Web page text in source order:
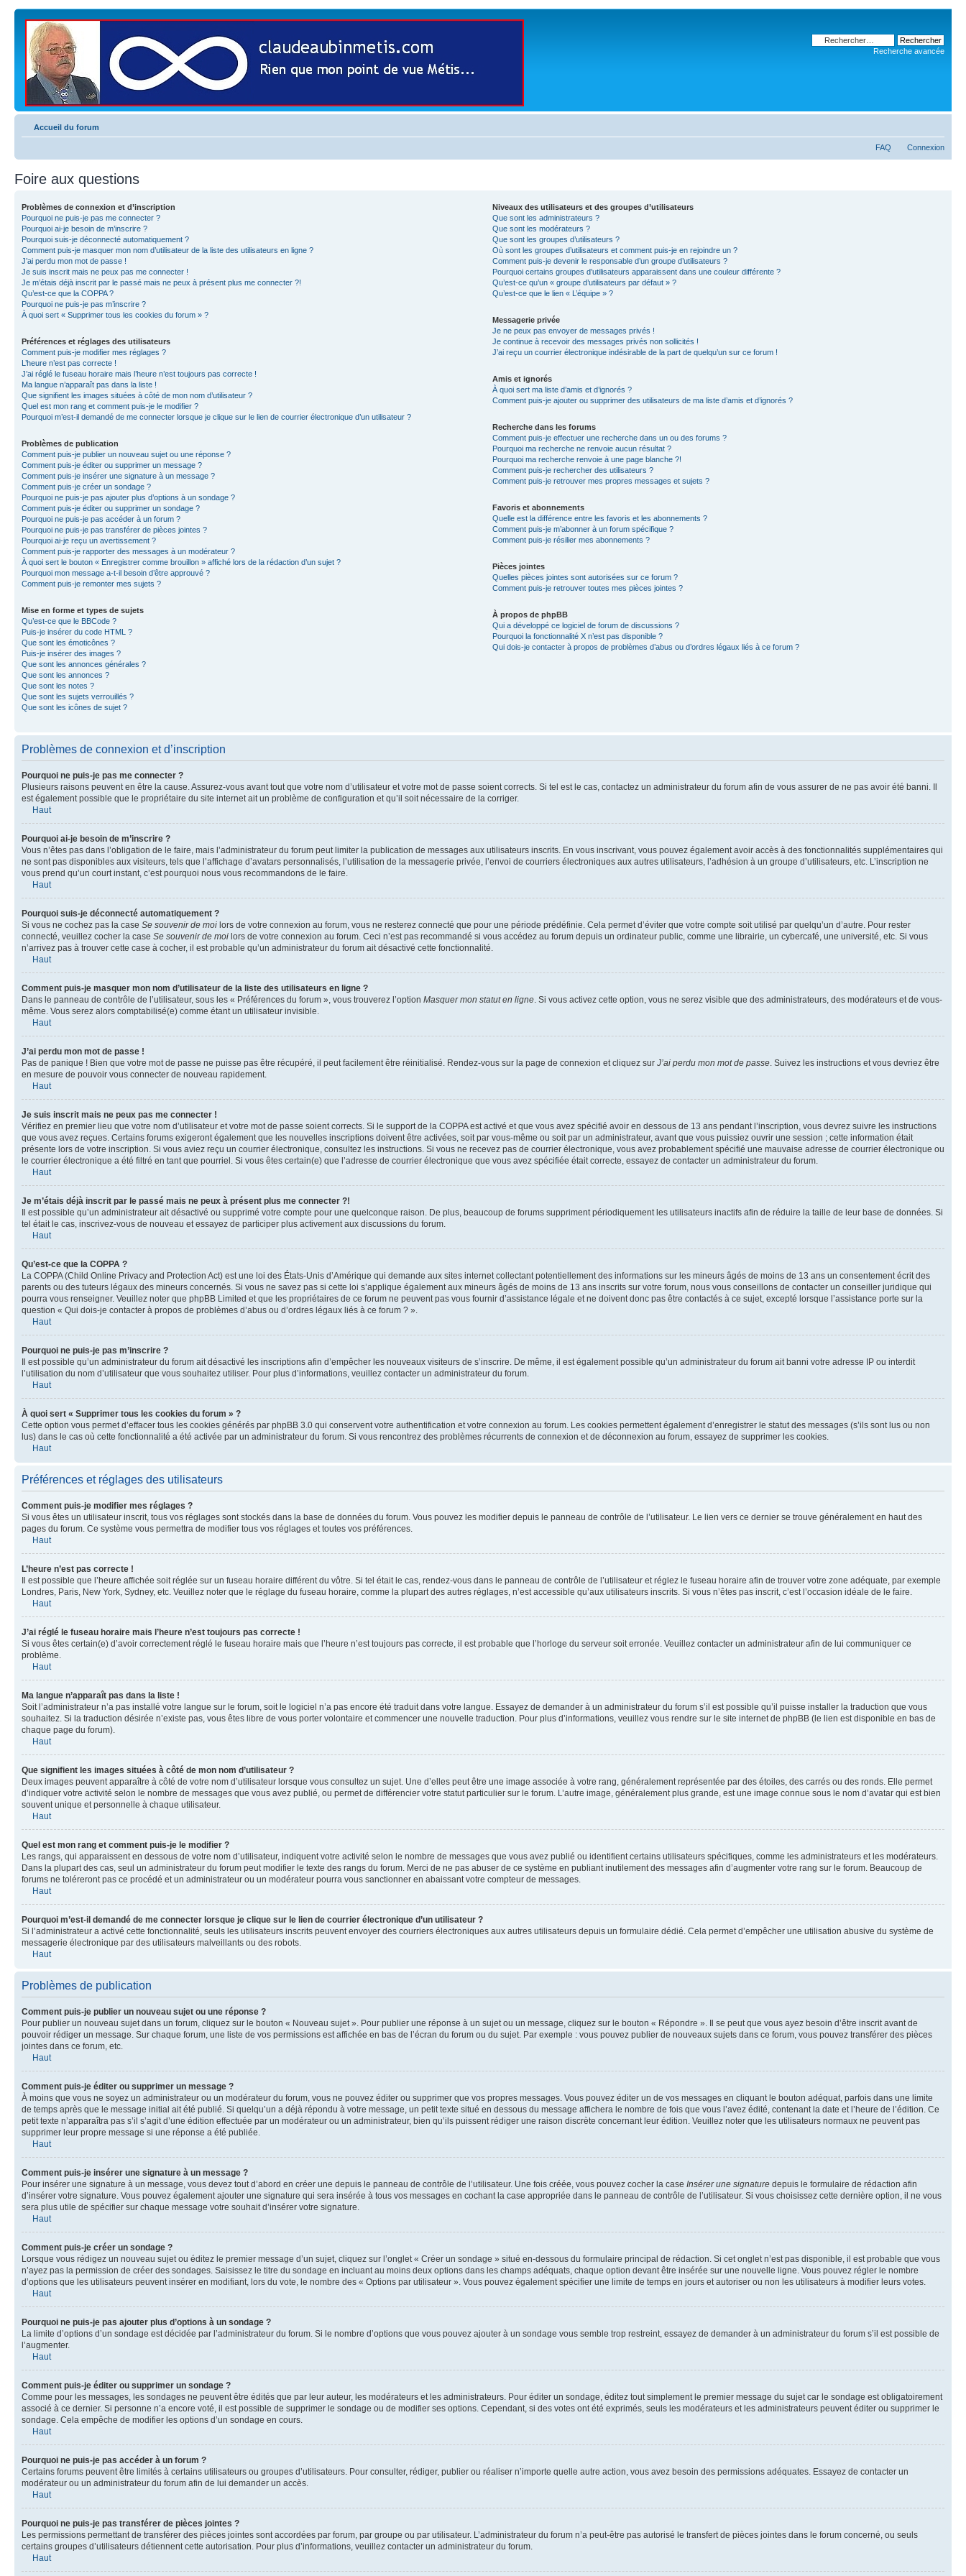
Recherche avancée
Accueil du forum
FAQ Connexion
Foire aux questions
Problèmes de connexion et d’inscription
Pourquoi ne puis-je pas me connecter ?
Pourquoi ai-je besoin de m’inscrire ?
Pourquoi suis-je déconnecté automatiquement ?
Comment puis-je masquer mon nom d’utilisateur de la liste des utilisateurs en ligne ?
J’ai perdu mon mot de passe !
Je suis inscrit mais ne peux pas me connecter !
Je m’étais déjà inscrit par le passé mais ne peux à présent plus me connecter ?!
Qu’est-ce que la COPPA ?
Pourquoi ne puis-je pas m’inscrire ?
À quoi sert « Supprimer tous les cookies du forum » ?
Préférences et réglages des utilisateurs
Comment puis-je modifier mes réglages ?
L’heure n’est pas correcte !
J’ai réglé le fuseau horaire mais l’heure n’est toujours pas correcte !
Ma langue n’apparaît pas dans la liste !
Que signifient les images situées à côté de mon nom d’utilisateur ?
Quel est mon rang et comment puis-je le modifier ?
Pourquoi m’est-il demandé de me connecter lorsque je clique sur le lien de courrier électronique d’un utilisateur ?
Problèmes de publication
Comment puis-je publier un nouveau sujet ou une réponse ?
Comment puis-je éditer ou supprimer un message ?
Comment puis-je insérer une signature à un message ?
Comment puis-je créer un sondage ?
Pourquoi ne puis-je pas ajouter plus d’options à un sondage ?
Comment puis-je éditer ou supprimer un sondage ?
Pourquoi ne puis-je pas accéder à un forum ?
Pourquoi ne puis-je pas transférer de pièces jointes ?
Pourquoi ai-je reçu un avertissement ?
Comment puis-je rapporter des messages à un modérateur ?
À quoi sert le bouton « Enregistrer comme brouillon » affiché lors de la rédaction d’un sujet ?
Pourquoi mon message a-t-il besoin d’être approuvé ?
Comment puis-je remonter mes sujets ?
Mise en forme et types de sujets
Qu’est-ce que le BBCode ?
Puis-je insérer du code HTML ?
Que sont les émoticônes ?
Puis-je insérer des images ?
Que sont les annonces générales ?
Que sont les annonces ?
Que sont les notes ?
Que sont les sujets verrouillés ?
Que sont les icônes de sujet ?
Niveaux des utilisateurs et des groupes d’utilisateurs
Que sont les administrateurs ?
Que sont les modérateurs ?
Que sont les groupes d’utilisateurs ?
Où sont les groupes d’utilisateurs et comment puis-je en rejoindre un ?
Comment puis-je devenir le responsable d’un groupe d’utilisateurs ?
Pourquoi certains groupes d’utilisateurs apparaissent dans une couleur différente ?
Qu’est-ce qu’un « groupe d’utilisateurs par défaut » ?
Qu’est-ce que le lien « L’équipe » ?
Messagerie privée
Je ne peux pas envoyer de messages privés !
Je continue à recevoir des messages privés non sollicités !
J’ai reçu un courrier électronique indésirable de la part de quelqu’un sur ce forum !
Amis et ignorés
À quoi sert ma liste d’amis et d’ignorés ?
Comment puis-je ajouter ou supprimer des utilisateurs de ma liste d’amis et d’ignorés ?
Recherche dans les forums
Comment puis-je effectuer une recherche dans un ou des forums ?
Pourquoi ma recherche ne renvoie aucun résultat ?
Pourquoi ma recherche renvoie à une page blanche ?!
Comment puis-je rechercher des utilisateurs ?
Comment puis-je retrouver mes propres messages et sujets ?
Favoris et abonnements
Quelle est la différence entre les favoris et les abonnements ?
Comment puis-je m’abonner à un forum spécifique ?
Comment puis-je résilier mes abonnements ?
Pièces jointes
Quelles pièces jointes sont autorisées sur ce forum ?
Comment puis-je retrouver toutes mes pièces jointes ?
À propos de phpBB
Qui a développé ce logiciel de forum de discussions ?
Pourquoi la fonctionnalité X n’est pas disponible ?
Qui dois-je contacter à propos de problèmes d’abus ou d’ordres légaux liés à ce forum ?
Problèmes de connexion et d’inscription
Pourquoi ne puis-je pas me connecter ?
Plusieurs raisons peuvent en être la cause. Assurez-vous avant tout que votre nom d’utilisateur et votre mot de passe soient corrects. Si tel est le cas, contactez un administrateur du forum afin de vous assurer de ne pas avoir été banni. Il
est également possible que le propriétaire du site internet ait un problème de configuration et qu’il soit nécessaire de la corriger.
Haut
Pourquoi ai-je besoin de m’inscrire ?
Vous n’êtes pas dans l’obligation de le faire, mais l’administrateur du forum peut limiter la publication de messages aux utilisateurs inscrits. En vous inscrivant, vous pouvez également avoir accès à des fonctionnalités supplémentaires qui
ne sont pas disponibles aux visiteurs, tels que l’affichage d’avatars personnalisés, l’utilisation de la messagerie privée, l’envoi de courriers électroniques aux autres utilisateurs, l’adhésion à un groupe d’utilisateurs, etc. L’inscription ne
vous prend qu’un court instant, c’est pourquoi nous vous recommandons de le faire.
Haut
Pourquoi suis-je déconnecté automatiquement ?
Si vous ne cochez pas la case Se souvenir de moi lors de votre connexion au forum, vous ne resterez connecté que pour une période prédéfinie. Cela permet d’éviter que votre compte soit utilisé par quelqu’un d’autre. Pour rester
connecté, veuillez cocher la case Se souvenir de moi lors de votre connexion au forum. Ceci n’est pas recommandé si vous accédez au forum depuis un ordinateur public, comme une librairie, un cybercafé, une université, etc. Si vous
n’arrivez pas à trouver cette case à cocher, il est probable qu’un administrateur du forum ait désactivé cette fonctionnalité.
Haut
Comment puis-je masquer mon nom d’utilisateur de la liste des utilisateurs en ligne ?
Dans le panneau de contrôle de l’utilisateur, sous les « Préférences du forum », vous trouverez l’option Masquer mon statut en ligne. Si vous activez cette option, vous ne serez visible que des administrateurs, des modérateurs et de vous-
même. Vous serez alors comptabilisé(e) comme étant un utilisateur invisible.
Haut
J’ai perdu mon mot de passe !
Pas de panique ! Bien que votre mot de passe ne puisse pas être récupéré, il peut facilement être réinitialisé. Rendez-vous sur la page de connexion et cliquez sur J’ai perdu mon mot de passe. Suivez les instructions et vous devriez être
en mesure de pouvoir vous connecter de nouveau rapidement.
Haut
Je suis inscrit mais ne peux pas me connecter !
Vérifiez en premier lieu que votre nom d’utilisateur et votre mot de passe soient corrects. Si le support de la COPPA est activé et que vous avez spécifié avoir en dessous de 13 ans pendant l’inscription, vous devrez suivre les instructions
que vous avez reçues. Certains forums exigeront également que les nouvelles inscriptions doivent être activées, soit par vous-même ou soit par un administrateur, avant que vous puissiez ouvrir une session ; cette information était
présente lors de votre inscription. Si vous aviez reçu un courrier électronique, consultez les instructions. Si vous ne recevez pas de courrier électronique, vous avez probablement spécifié une mauvaise adresse de courrier électronique ou
le courrier électronique a été filtré en tant que pourriel. Si vous êtes certain(e) que l’adresse de courrier électronique que vous avez spécifiée était correcte, essayez de contacter un administrateur du forum.
Haut
Je m’étais déjà inscrit par le passé mais ne peux à présent plus me connecter ?!
Il est possible qu’un administrateur ait désactivé ou supprimé votre compte pour une quelconque raison. De plus, beaucoup de forums suppriment périodiquement les utilisateurs inactifs afin de réduire la taille de leur base de données. Si
tel était le cas, inscrivez-vous de nouveau et essayez de participer plus activement aux discussions du forum.
Haut
Qu’est-ce que la COPPA ?
La COPPA (Child Online Privacy and Protection Act) est une loi des États-Unis d’Amérique qui demande aux sites internet collectant potentiellement des informations sur les mineurs âgés de moins de 13 ans un consentement écrit des
parents ou des tuteurs légaux des mineurs concernés. Si vous ne savez pas si cette loi s’applique également aux mineurs âgés de moins de 13 ans inscrits sur votre forum, nous vous conseillons de contacter un conseiller juridique qui
pourra vous renseigner. Veuillez noter que phpBB Limited et que les propriétaires de ce forum ne peuvent pas vous fournir d’assistance légale et ne doivent donc pas être contactés à ce sujet, excepté lorsque l’assistance porte sur la
question « Qui dois-je contacter à propos de problèmes d’abus ou d’ordres légaux liés à ce forum ? ».
Haut
Pourquoi ne puis-je pas m’inscrire ?
Il est possible qu’un administrateur du forum ait désactivé les inscriptions afin d’empêcher les nouveaux visiteurs de s’inscrire. De même, il est également possible qu’un administrateur du forum ait banni votre adresse IP ou interdit
l’utilisation du nom d’utilisateur que vous souhaitez utiliser. Pour plus d’informations, veuillez contacter un administrateur du forum.
Haut
À quoi sert « Supprimer tous les cookies du forum » ?
Cette option vous permet d’effacer tous les cookies générés par phpBB 3.0 qui conservent votre authentification et votre connexion au forum. Les cookies permettent également d’enregistrer le statut des messages (s’ils sont lus ou non
lus) dans le cas où cette fonctionnalité a été activée par un administrateur du forum. Si vous rencontrez des problèmes récurrents de connexion et de déconnexion au forum, essayez de supprimer les cookies.
Haut
Préférences et réglages des utilisateurs
Comment puis-je modifier mes réglages ?
Si vous êtes un utilisateur inscrit, tous vos réglages sont stockés dans la base de données du forum. Vous pouvez les modifier depuis le panneau de contrôle de l’utilisateur. Le lien vers ce dernier se trouve généralement en haut des
pages du forum. Ce système vous permettra de modifier tous vos réglages et toutes vos préférences.
Haut
L’heure n’est pas correcte !
Il est possible que l’heure affichée soit réglée sur un fuseau horaire différent du vôtre. Si tel était le cas, rendez-vous dans le panneau de contrôle de l’utilisateur et réglez le fuseau horaire afin de trouver votre zone adéquate, par exemple
Londres, Paris, New York, Sydney, etc. Veuillez noter que le réglage du fuseau horaire, comme la plupart des autres réglages, n’est accessible qu’aux utilisateurs inscrits. Si vous n’êtes pas inscrit, c’est l’occasion idéale de le faire.
Haut
J’ai réglé le fuseau horaire mais l’heure n’est toujours pas correcte !
Si vous êtes certain(e) d’avoir correctement réglé le fuseau horaire mais que l’heure n’est toujours pas correcte, il est probable que l’horloge du serveur soit erronée. Veuillez contacter un administrateur afin de lui communiquer ce
problème.
Haut
Ma langue n’apparaît pas dans la liste !
Soit l’administrateur n’a pas installé votre langue sur le forum, soit le logiciel n’a pas encore été traduit dans votre langue. Essayez de demander à un administrateur du forum s’il est possible qu’il puisse installer la traduction que vous
souhaitez. Si la traduction désirée n’existe pas, vous êtes libre de vous porter volontaire et commencer une nouvelle traduction. Pour plus d’informations, veuillez vous rendre sur le site internet de phpBB (le lien est disponible en bas de
chaque page du forum).
Haut
Que signifient les images situées à côté de mon nom d’utilisateur ?
Deux images peuvent apparaître à côté de votre nom d’utilisateur lorsque vous consultez un sujet. Une d’elles peut être une image associée à votre rang, généralement représentée par des étoiles, des carrés ou des ronds. Elle permet
d’indiquer votre activité selon le nombre de messages que vous avez publié, ou permet de différencier votre statut particulier sur le forum. L’autre image, généralement plus grande, est une image connue sous le nom d’avatar qui est bien
souvent unique et personnelle à chaque utilisateur.
Haut
Quel est mon rang et comment puis-je le modifier ?
Les rangs, qui apparaissent en dessous de votre nom d’utilisateur, indiquent votre activité selon le nombre de messages que vous avez publié ou identifient certains utilisateurs spécifiques, comme les administrateurs et les modérateurs.
Dans la plupart des cas, seul un administrateur du forum peut modifier le texte des rangs du forum. Merci de ne pas abuser de ce système en publiant inutilement des messages afin d’augmenter votre rang sur le forum. Beaucoup de
forums ne toléreront pas ce procédé et un administrateur ou un modérateur pourra vous sanctionner en abaissant votre compteur de messages.
Haut
Pourquoi m’est-il demandé de me connecter lorsque je clique sur le lien de courrier électronique d’un utilisateur ?
Si l’administrateur a activé cette fonctionnalité, seuls les utilisateurs inscrits peuvent envoyer des courriers électroniques aux autres utilisateurs depuis un formulaire dédié. Cela permet d’empêcher une utilisation abusive du système de
messagerie électronique par des utilisateurs malveillants ou des robots.
Haut
Problèmes de publication
Comment puis-je publier un nouveau sujet ou une réponse ?
Pour publier un nouveau sujet dans un forum, cliquez sur le bouton « Nouveau sujet ». Pour publier une réponse à un sujet ou un message, cliquez sur le bouton « Répondre ». Il se peut que vous ayez besoin d’être inscrit avant de
pouvoir rédiger un message. Sur chaque forum, une liste de vos permissions est affichée en bas de l’écran du forum ou du sujet. Par exemple : vous pouvez publier de nouveaux sujets dans ce forum, vous pouvez transférer des pièces
jointes dans ce forum, etc.
Haut
Comment puis-je éditer ou supprimer un message ?
À moins que vous ne soyez un administrateur ou un modérateur du forum, vous ne pouvez éditer ou supprimer que vos propres messages. Vous pouvez éditer un de vos messages en cliquant le bouton adéquat, parfois dans une limite
de temps après que le message initial ait été publié. Si quelqu’un a déjà répondu à votre message, un petit texte situé en dessous du message affichera le nombre de fois que vous l’avez édité, contenant la date et l’heure de l’édition. Ce
petit texte n’apparaîtra pas s’il s’agit d’une édition effectuée par un modérateur ou un administrateur, bien qu’ils puissent rédiger une raison discrète concernant leur édition. Veuillez noter que les utilisateurs normaux ne peuvent pas
supprimer leur propre message si une réponse a été publiée.
Haut
Comment puis-je insérer une signature à un message ?
Pour insérer une signature à un message, vous devez tout d’abord en créer une depuis le panneau de contrôle de l’utilisateur. Une fois créée, vous pouvez cocher la case Insérer une signature depuis le formulaire de rédaction afin
d’insérer votre signature. Vous pouvez également ajouter une signature qui sera insérée à tous vos messages en cochant la case appropriée dans le panneau de contrôle de l’utilisateur. Si vous choisissez cette dernière option, il ne vous
sera plus utile de spécifier sur chaque message votre souhait d’insérer votre signature.
Haut
Comment puis-je créer un sondage ?
Lorsque vous rédigez un nouveau sujet ou éditez le premier message d’un sujet, cliquez sur l’onglet « Créer un sondage » situé en-dessous du formulaire principal de rédaction. Si cet onglet n’est pas disponible, il est probable que vous
n’ayez pas la permission de créer des sondages. Saisissez le titre du sondage en incluant au moins deux options dans les champs adéquats, chaque option devant être insérée sur une nouvelle ligne. Vous pouvez régler le nombre
d’options que les utilisateurs peuvent insérer en modifiant, lors du vote, le nombre des « Options par utilisateur ». Vous pouvez également spécifier une limite de temps en jours et autoriser ou non les utilisateurs à modifier leurs votes.
Haut
Pourquoi ne puis-je pas ajouter plus d’options à un sondage ?
La limite d’options d’un sondage est décidée par l’administrateur du forum. Si le nombre d’options que vous pouvez ajouter à un sondage vous semble trop restreint, essayez de demander à un administrateur du forum s’il est possible de
l’augmenter.
Haut
Comment puis-je éditer ou supprimer un sondage ?
Comme pour les messages, les sondages ne peuvent être édités que par leur auteur, les modérateurs et les administrateurs. Pour éditer un sondage, éditez tout simplement le premier message du sujet car le sondage est obligatoirement
associé à ce dernier. Si personne n’a encore voté, il est possible de supprimer le sondage ou de modifier ses options. Cependant, si des votes ont été exprimés, seuls les modérateurs et les administrateurs peuvent éditer ou supprimer le
sondage. Cela empêche de modifier les options d’un sondage en cours.
Haut
Pourquoi ne puis-je pas accéder à un forum ?
Certains forums peuvent être limités à certains utilisateurs ou groupes d’utilisateurs. Pour consulter, rédiger, publier ou réaliser n’importe quelle autre action, vous avez besoin des permissions adéquates. Essayez de contacter un
modérateur ou un administrateur du forum afin de lui demander un accès.
Haut
Pourquoi ne puis-je pas transférer de pièces jointes ?
Les permissions permettant de transférer des pièces jointes sont accordées par forum, par groupe ou par utilisateur. L’administrateur du forum n’a peut-être pas autorisé le transfert de pièces jointes dans le forum concerné, ou seuls
certains groupes d’utilisateurs détiennent cette autorisation. Pour plus d’informations, veuillez contacter un administrateur du forum.
Haut